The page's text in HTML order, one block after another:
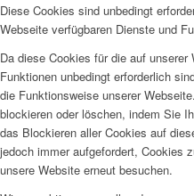
Diese Cookies sind unbedingt
Webseite verfügbaren Dienste und
Da diese Cookies für die auf
Funktionen unbedingt erforderlich
die Funktionsweise unserer
blockieren oder löschen, indem Sie
das Blockieren aller Cookies auf
jedoch immer aufgefordert, Cookies
unsere Website erneut besuchen.